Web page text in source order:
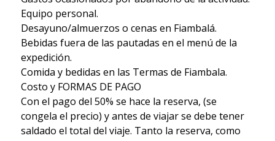
Equipo personal.
Desayuno/almuerzos o cenas en Fiambalá.
Bebidas fuera de las pautadas en el menú de la
expedición.
Comida y bedidas en las Termas de Fiambala.
Costo y FORMAS DE PAGO
Con el pago del 50% se hace la reserva, (se
congela el precio) y antes de viajar se debe tener
saldado el total del viaje. Tanto la reserva, como